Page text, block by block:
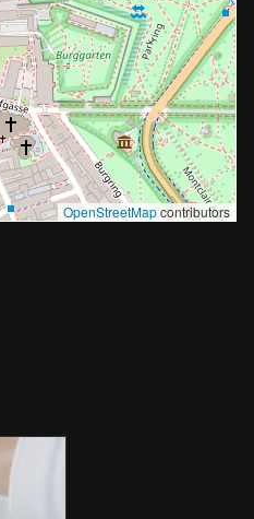
OpenStreetMapcontributors